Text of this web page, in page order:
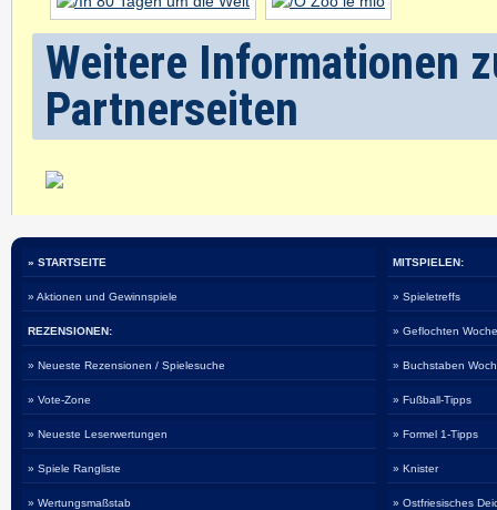
Weitere Informationen
Partnerseiten
» STARTSEITE
» Aktionen und Gewinnspiele
REZENSIONEN:
» Neueste Rezensionen / Spielesuche
» Vote-Zone
» Neueste Leserwertungen
» Spiele Rangliste
» Wertungsmaßstab
MITSPIELEN:
» Spieletreffs
» Geflochten
» Buchstaben
» Fußball-Tipps
» Formel 1-Tipps
» Knister
» Ostfriesisches